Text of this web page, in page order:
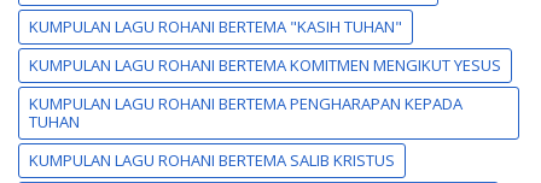
KUMPULAN LAGU ROHANI BERTEMA "KASIH TUHAN"
KUMPULAN LAGU ROHANI BERTEMA KOMITMEN MENGIKUT YESUS
KUMPULAN LAGU ROHANI BERTEMA PENGHARAPAN KEPADA
TUHAN
KUMPULAN LAGU ROHANI BERTEMA SALIB KRISTUS